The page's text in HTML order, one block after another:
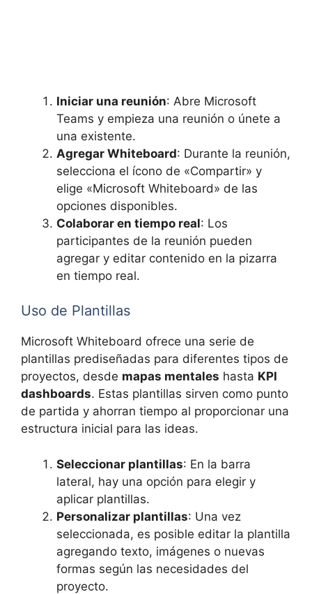
Iniciar una reunión: Abre Microsoft
Teams y empieza una reunión o únete a
una existente.
Agregar Whiteboard: Durante la reunión,
selecciona el ícono de «Compartir» y
elige «Microsoft Whiteboard» de las
opciones disponibles.
Colaborar en tiempo real: Los
participantes de la reunión pueden
agregar y editar contenido en la pizarra
en tiempo real.
Uso de Plantillas
Microsoft Whiteboard ofrece una serie de
plantillas prediseñadas para diferentes tipos de
proyectos, desde mapas mentales hasta KPI
dashboards. Estas plantillas sirven como punto
de partida y ahorran tiempo al proporcionar una
estructura inicial para las ideas.
Seleccionar plantillas: En la barra
lateral, hay una opción para elegir y
aplicar plantillas.
Personalizar plantillas: Una vez
seleccionada, es posible editar la plantilla
agregando texto, imágenes o nuevas
formas según las necesidades del
proyecto.